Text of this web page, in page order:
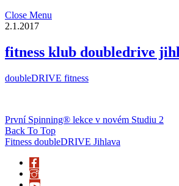
Close Menu
2.1.2017
fitness klub doubledrive
doubleDRIVE fitness
První Spinning® lekce v novém Studiu 2
Back To Top
Fitness doubleDRIVE Jihlava